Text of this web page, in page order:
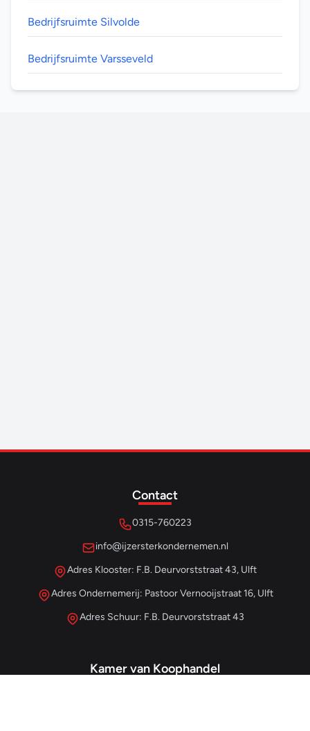
Bedrijfsruimte Silvolde
Bedrijfsruimte Varsseveld
Contact
0315-760223
info@ijzersterkondernemen.nl
Adres Klooster: F.B. Deurvorststraat 43, Ulft
Adres Ondernemerij: Pastoor Vernooijstraat 16, Ulft
Adres Schuur: F.B. Deurvorststraat 43
Kamer van Koophandel